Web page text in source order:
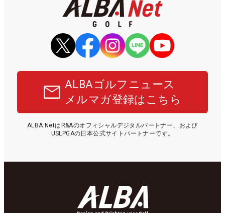
ALBAゴルフニュース
メルマガ登録はこちら
ALBA NetはR&Aのオフィシャルデジタルパートナー、および
USLPGAの日本公式サイトパートナーです。